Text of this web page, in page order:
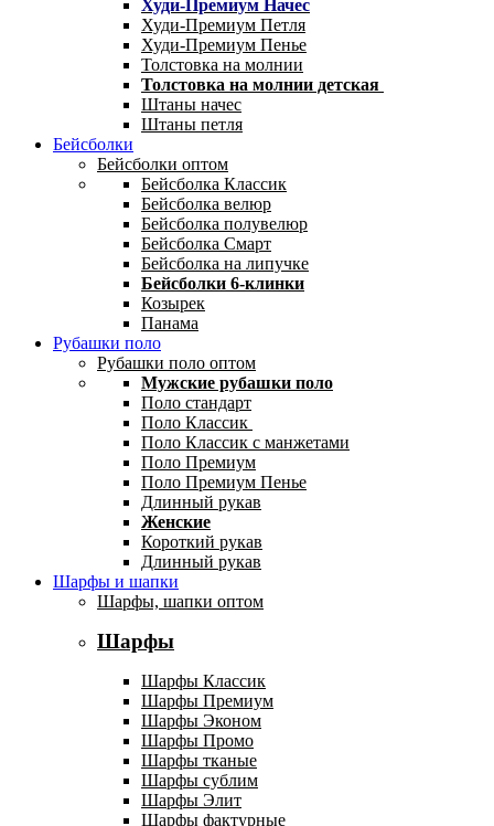
Худи-Премиум Начес
Худи-Премиум Петля
Худи-Премиум Пенье
Толстовка на молнии
Толстовка на молнии детская
Штаны начес
Штаны петля
Бейсболки
Бейсболки оптом
Бейсболка Классик
Бейсболка велюр
Бейсболка полувелюр
Бейсболка Смарт
Бейсболка на липучке
Бейсболки 6-клинки
Козырек
Панама
Рубашки поло
Рубашки поло оптом
Мужские рубашки поло
Поло стандарт
Поло Классик
Поло Классик с манжетами
Поло Премиум
Поло Премиум Пенье
Длинный рукав
Женские
Короткий рукав
Длинный рукав
Шарфы и шапки
Шарфы, шапки оптом
Шарфы
Шарфы Классик
Шарфы Премиум
Шарфы Эконом
Шарфы Промо
Шарфы тканые
Шарфы сублим
Шарфы Элит
Шарфы фактурные